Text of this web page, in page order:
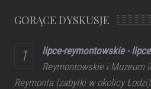
GORĄCE DYSKUSJE
lipce-reymontowskie -
Reymontowskie i Muzeum
Reymonta (zabytki w okolicy Łodzi)